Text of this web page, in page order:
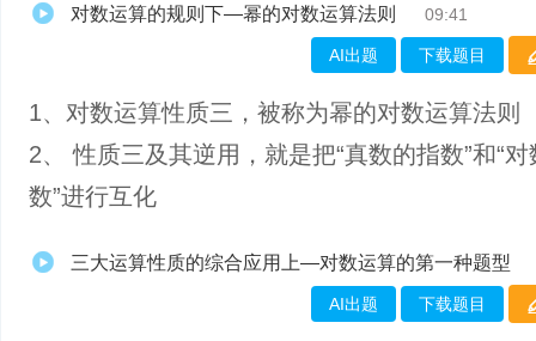
对数运算的规则下—幂的对数运算法则 09:41
AI出题 下载题目
1、​对数运算性质三，被称为幂的对数运算法则
2、 性质三及其逆用，就是把“真数的指数”和“
数”进行互化
三大运算性质的综合应用上—对数运算的第一种题型
AI出题 下载题目